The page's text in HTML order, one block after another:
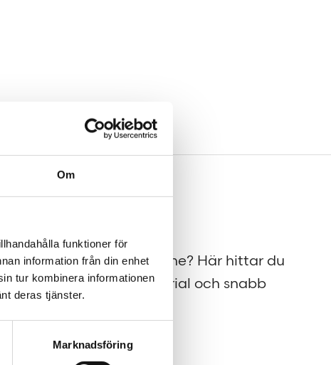
Om
funktioner för
information från din enhet
tur kombinera informationen
deras tjänster.
Marknadsföring
på
Tajt deadline? Här hittar du
pressmaterial och snabb